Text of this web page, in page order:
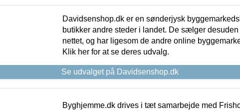
Davidsenshop.dk er en sønderjysk
butikker andre steder i landet. De sælger
nettet, og har ligesom de andre online
Klik her for at se deres udvalg.
Se udvalget på Davidsenshop.dk
Byghjemme.dk drives i tæt samarbejde med